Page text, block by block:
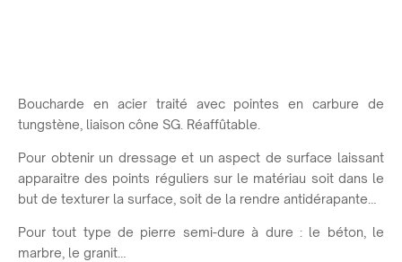
Boucharde en acier traité avec pointes en carbure de
tungstène, liaison cône SG. Réaffûtable.
Pour obtenir un dressage et un aspect de surface laissant
apparaitre des points réguliers sur le matériau soit dans le
but de texturer la surface, soit de la rendre antidérapante…
Pour tout type de pierre semi-dure à dure : le béton, le
marbre, le granit…